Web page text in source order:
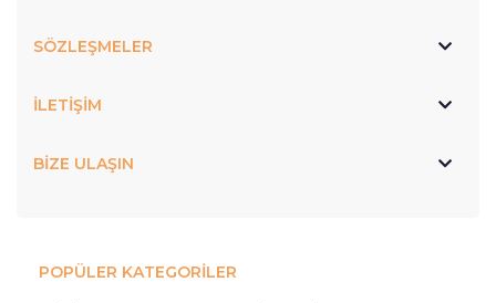
SÖZLEŞMELER
İLETİŞİM
BİZE ULAŞIN
POPÜLER KATEGORİLER